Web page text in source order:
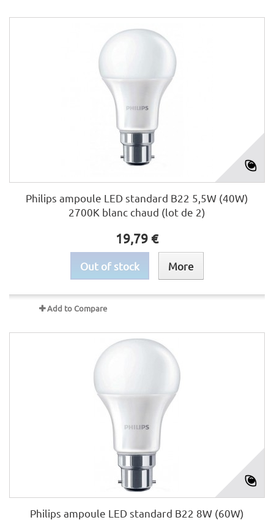
Philips ampoule LED standard B22 5,5W (40W)
2700K blanc chaud (lot de 2)
19,79 €
Out of stock More
Add to Compare
Philips ampoule LED standard B22 8W (60W)